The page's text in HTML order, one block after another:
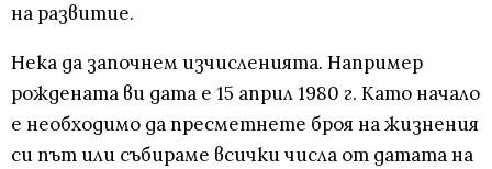
на развитие.
Нека да започнем изчисленията. Например
рождената ви дата е 15 април 1980 г. Като начало
е необходимо да пресметнете броя на жизнения
си път или събираме всички числа от датата на